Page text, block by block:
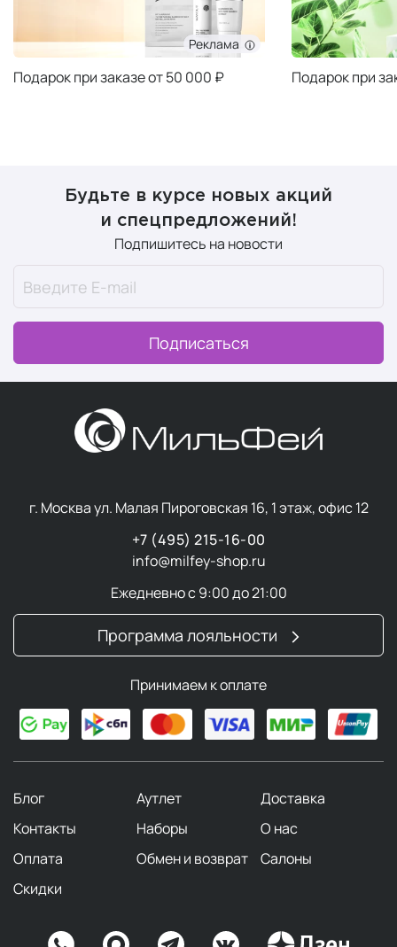
Реклама
Подарок при заказе от 50 000 ₽ Подарок при
Будьте в курсе новых акций
и спецпредложений!
Подпишитесь на новости
Подписаться
г. Москва ул. Малая Пироговская 16, 1 этаж, офис 12
+7 (495) 215-16-00
info@milfey-shop.ru
Ежедневно с 9:00 до 21:00
Программа лояльности
Принимаем к оплате
Блог Аутлет
Доставка
Контакты
Наборы
О нас
Оплата
Обмен и возврат
Салоны
Скидки